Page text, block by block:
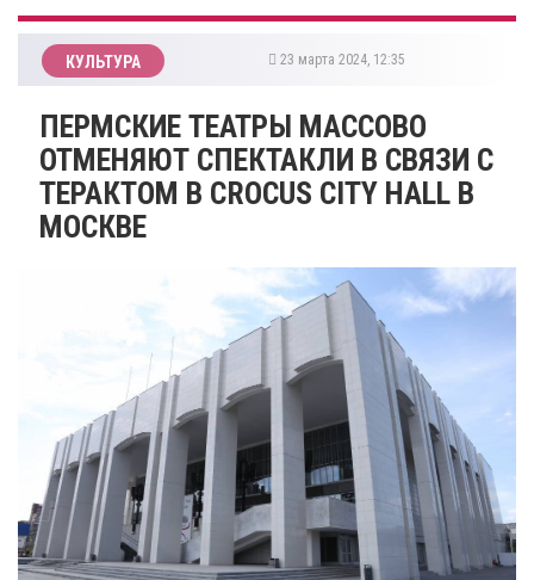
КУЛЬТУРА 23 марта 2024, 12:35
ПЕРМСКИЕ ТЕАТРЫ МАССОВО
ОТМЕНЯЮТ СПЕКТАКЛИ В СВЯЗИ С
ТЕРАКТОМ В CROCUS CITY HALL В
МОСКВЕ